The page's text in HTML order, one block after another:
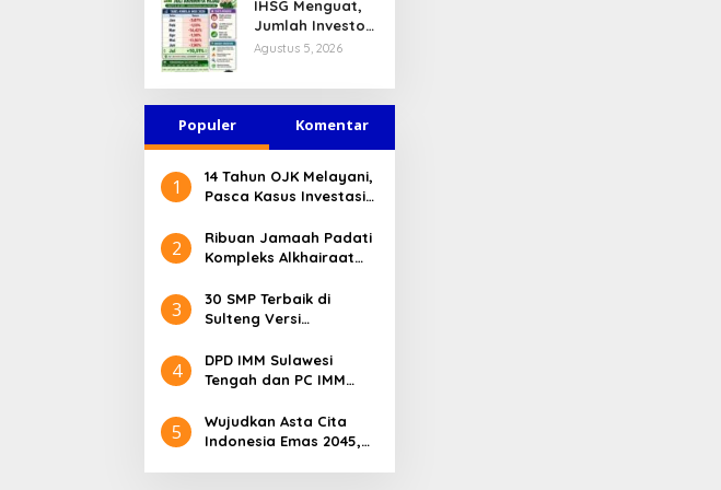
Jasa Keuangan
Tetap Terjaga
IHSG Menguat,
Jumlah Investor
Pasar Modal
Agustus 5, 2026
Populer Komentar
1
14 Tahun OJK Melayani,
Pasca Kasus Investasi
Sulteng Menilai Peran
OJK Sangat Penting
2
Ribuan Jamaah Padati
Kompleks Alkhairaat
Nasional dan Daerah
Hadir
3
30 SMP Terbaik di
Sulteng Versi
4
DPD IMM Sulawesi
Tengah dan PC IMM
Mantan Kapolresta
Palu
5
Wujudkan Asta Cita
Indonesia Emas 2045,